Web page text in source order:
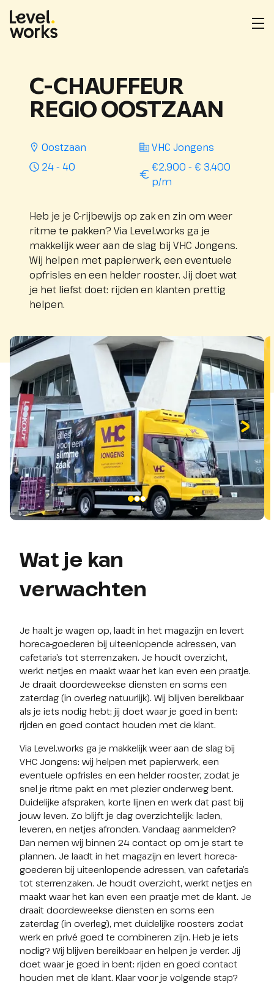
Homepage
C-CHAUFFEUR
REGIO OOSTZAAN
Oostzaan VHC Jongens
24 - 40
€2.900 - € 3.400
p/m
Heb je je C-rijbewijs op zak en zin om weer
ritme te pakken? Via Level.works ga je
makkelijk weer aan de slag bij VHC Jongens.
Wij helpen met papierwerk, een eventuele
opfrisles en een helder rooster. Jij doet wat
je het liefst doet: rijden en klanten prettig
helpen.
Wat je kan
verwachten
Je haalt je wagen op, laadt in het magazijn en levert
horeca-goederen bij uiteenlopende adressen, van
cafetaria’s tot sterrenzaken. Je houdt overzicht,
werkt netjes en maakt waar het kan even een praatje.
Je draait doordeweekse diensten en soms een
zaterdag (in overleg natuurlijk). Wij blijven bereikbaar
als je iets nodig hebt; jij doet waar je goed in bent:
rijden en goed contact houden met de klant.
Via Level.works ga je makkelijk weer aan de slag bij
VHC Jongens: wij helpen met papierwerk, een
eventuele opfrisles en een helder rooster, zodat je
snel je ritme pakt en met plezier onderweg bent.
Duidelijke afspraken, korte lijnen en werk dat past bij
jouw leven. Zo blijft je dag overzichtelijk: laden,
leveren, en netjes afronden. Vandaag aanmelden?
Dan nemen wij binnen 24 contact op om je start te
plannen. Je laadt in het magazijn en levert horeca-
goederen bij uiteenlopende adressen, van cafetaria’s
tot sterrenzaken. Je houdt overzicht, werkt netjes en
maakt waar het kan even een praatje met de klant. Je
draait doordeweekse diensten en soms een
zaterdag (in overleg), met duidelijke roosters zodat
werk en privé goed te combineren zijn. Heb je iets
nodig? Wij blijven bereikbaar en helpen je verder. Jij
doet waar je goed in bent: rijden en goed contact
houden met de klant. Klaar voor je volgende stap?